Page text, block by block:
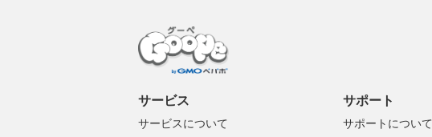
サービス
サービスについて
サポート
サポートについて